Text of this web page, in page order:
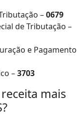
–0679
de Tributação –
e Pagamento
–3703
mais